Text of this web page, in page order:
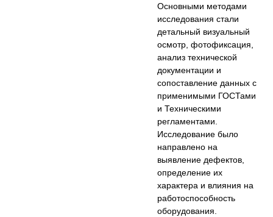
Основными методами
исследования стали
детальный визуальный
осмотр, фотофиксация,
анализ технической
документации и
сопоставление данных с
применимыми ГОСТами
и Техническими
регламентами.
Исследование было
направлено на
выявление дефектов,
определение их
характера и влияния на
работоспособность
оборудования.